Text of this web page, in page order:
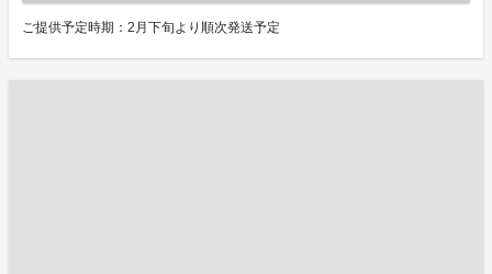
ご提供予定時期：2月下旬より順次発送予定